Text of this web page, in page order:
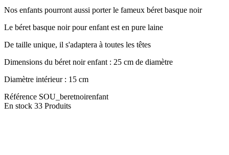
Nos enfants pourront aussi porter le fameux béret basque noir
Le béret basque noir pour enfant est en pure laine
De taille unique, il s'adaptera à toutes les têtes
Dimensions du béret noir enfant : 25 cm de diamètre
Diamètre intérieur : 15 cm
Référence SOU_beretnoirenfant
En stock 33 Produits